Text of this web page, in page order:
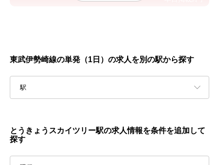
東武伊勢崎線の単発（1日）の求人を別の駅から探す
駅
とうきょうスカイツリー駅の求人情報を条件を追加して
探す